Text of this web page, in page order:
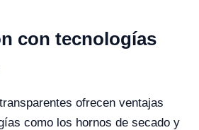
con tecnologías
ofrecen ventajas
como los hornos de secado y